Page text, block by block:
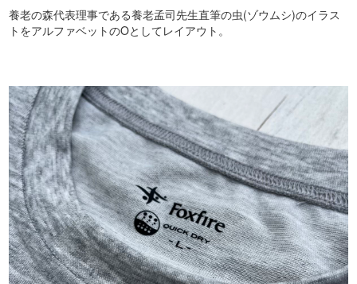
養老の森代表理事である養老孟司先生直筆の虫(ゾウムシ)のイラス
トをアルファベットのOとしてレイアウト。